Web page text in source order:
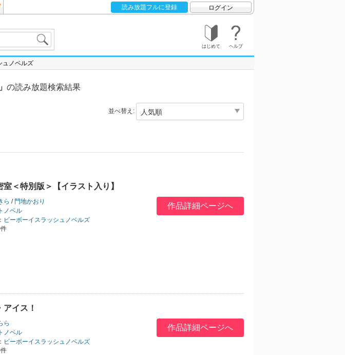
読み放題フルに登録 ログイン
はじめて ヘルプ
ュノベルズ
の読み放題検索結果
並べ替え:
＜特別版＞【イラスト入り】
ら / 門地かおり
ノベル
ビーボーイスラッシュノベルズ
作品詳細ページへ
イス！
ら
ノベル
ビーボーイスラッシュノベルズ
作品詳細ページへ